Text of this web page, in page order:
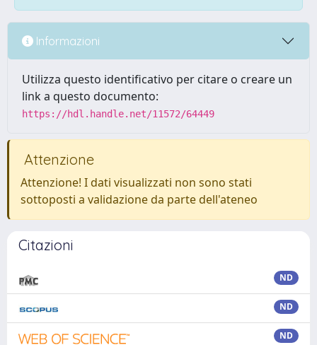
Informazioni
Utilizza questo identificativo per citare o creare un
link a questo documento:
https://hdl.handle.net/11572/64449
Attenzione
Attenzione! I dati visualizzati non sono stati
sottoposti a validazione da parte dell'ateneo
Citazioni
ND
ND
ND